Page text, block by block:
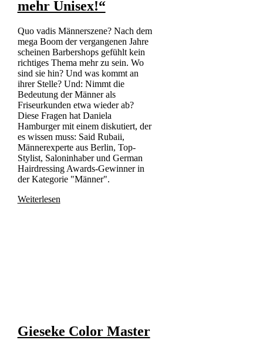
mehr Unisex!“
Quo vadis Männerszene? Nach dem
mega Boom der vergangenen Jahre
scheinen Barbershops gefühlt kein
richtiges Thema mehr zu sein. Wo
sind sie hin? Und was kommt an
ihrer Stelle? Und: Nimmt die
Bedeutung der Männer als
Friseurkunden etwa wieder ab?
Diese Fragen hat Daniela
Hamburger mit einem diskutiert, der
es wissen muss: Said Rubaii,
Männerexperte aus Berlin, Top-
Stylist, Saloninhaber und German
Hairdressing Awards-Gewinner in
der Kategorie "Männer".
Weiterlesen
Gieseke Color Master